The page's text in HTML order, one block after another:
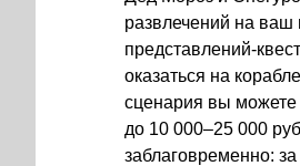
развлечений на ваш
представлений-
оказаться на
сценария вы можете
до 10 000–25 000
заблаговременно: